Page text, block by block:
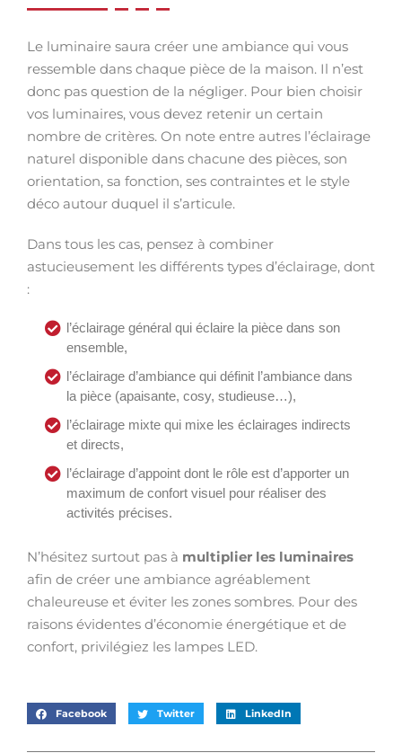
Le luminaire saura créer une ambiance qui vous
ressemble dans chaque pièce de la maison. Il n’est
donc pas question de la négliger. Pour bien choisir
vos luminaires, vous devez retenir un certain
nombre de critères. On note entre autres l’éclairage
naturel disponible dans chacune des pièces, son
orientation, sa fonction, ses contraintes et le style
déco autour duquel il s’articule.
Dans tous les cas, pensez à combiner
astucieusement les différents types d’éclairage, dont
:
l’éclairage général qui éclaire la pièce dans son
ensemble,
l’éclairage d’ambiance qui définit l’ambiance dans
la pièce (apaisante, cosy, studieuse…),
l’éclairage mixte qui mixe les éclairages indirects
et directs,
l’éclairage d’appoint dont le rôle est d’apporter un
maximum de confort visuel pour réaliser des
activités précises.
N’hésitez surtout pas à multiplier les luminaires
afin de créer une ambiance agréablement
chaleureuse et éviter les zones sombres. Pour des
raisons évidentes d’économie énergétique et de
confort, privilégiez les lampes LED.
Facebook Twitter LinkedIn